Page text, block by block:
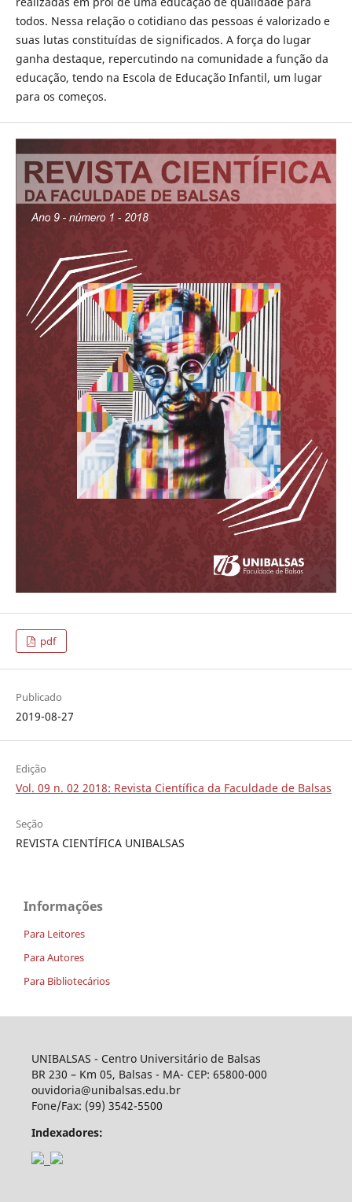
todos. Nessa relação o cotidiano das pessoas é valorizado e
suas lutas constituídas de significados. A força do lugar
ganha destaque, repercutindo na comunidade a função da
educação, tendo na Escola de Educação Infantil, um lugar
para os começos.
pdf
Publicado
2019-08-27
Edição
Vol. 09 n. 02 2018: Revista Científica da Faculdade de Balsas
Seção
REVISTA CIENTÍFICA UNIBALSAS
Informações
Para Leitores
Para Autores
Para Bibliotecários
UNIBALSAS - Centro Universitário de Balsas
BR 230 – Km 05, Balsas - MA- CEP: 65800-000
ouvidoria@unibalsas.edu.br
Fone/Fax: (99) 3542-5500
Indexadores: